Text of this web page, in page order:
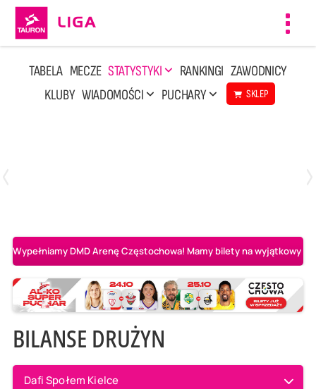
TABELA MECZE STATYSTYKI RANKINGI ZAWODNICY
KLUBY WIADOMOŚCI PUCHARY SKLEP
Wypełniamy DMD Arenę Częstochowa! Mamy bilety na wyjątkowy
BILANSE DRUŻYN
Dafi Społem Kielce